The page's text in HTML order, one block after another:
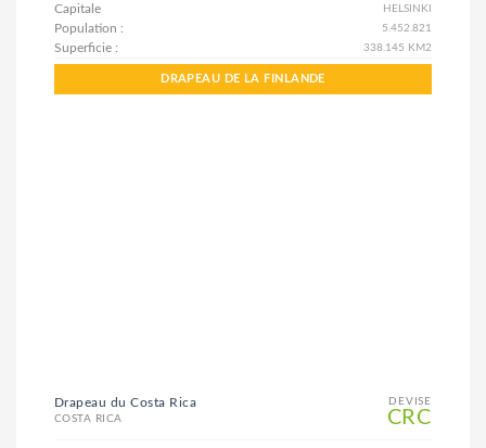
Capitale HELSINKI
Population : 5.452.821
Superficie : 338.145 KM2
DRAPEAU DE LA FINLANDE
DEVISE
CRC
Drapeau du Costa Rica
COSTA RICA